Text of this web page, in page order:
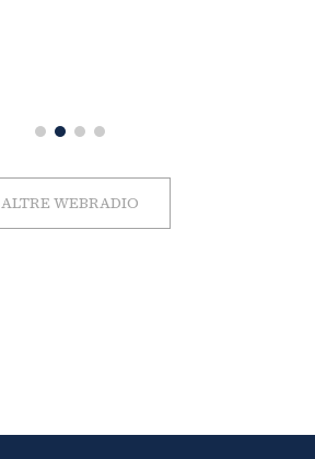
ALTRE WEBRADIO